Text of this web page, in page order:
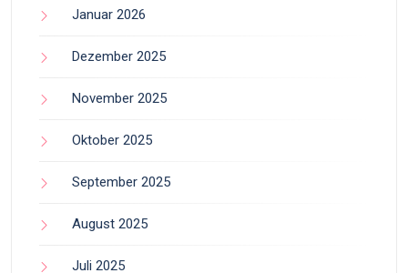
Januar 2026
Dezember 2025
November 2025
Oktober 2025
September 2025
August 2025
Juli 2025